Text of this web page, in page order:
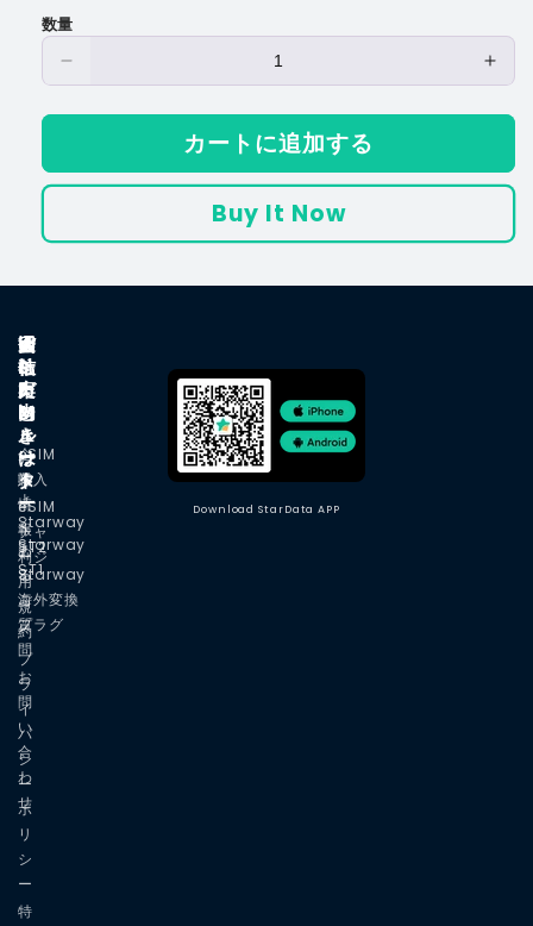
数量
ア
遊
す
東
ア
遊
カートに追加する
Buy It Now
W
i
F
i
ル
ー
タ
ー
Starway
ST1
通
信
ガ
ジ
ェ
ッ
ト
Starway
ST2
Starway
海外変換
プラグ
e
S
I
M
eSIM
購入
eSIM
チャ
ージ
困
っ
た
と
き
は
よ
く
あ
る
ご
質
問
お
問
い
合
わ
せ
会
社
案
内
企
業
情
報
利
用
規
約
プ
ラ
イ
バ
シ
ー
ポ
リ
シ
ー
特
Download StarData APP